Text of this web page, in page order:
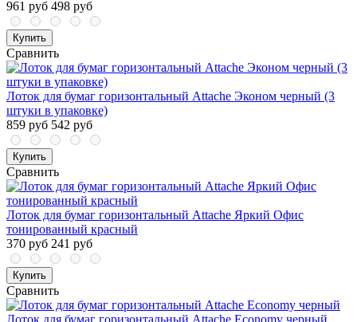
961 руб 498 руб
Купить
Сравнить
Лоток для бумаг горизонтальный Attache Эконом черный (3
штуки в упаковке)
859 руб 542 руб
Купить
Сравнить
Лоток для бумаг горизонтальный Attache Яркий Офис
тонированный красный
370 руб 241 руб
Купить
Сравнить
Лоток для бумаг горизонтальный Attache Economy черный